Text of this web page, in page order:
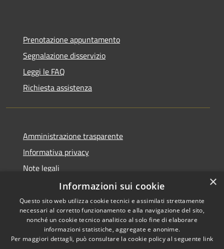
Prenotazione appuntamento
Segnalazione disservizio
Leggi le FAQ
Richiesta assistenza
Amministrazione trasparente
Informativa privacy
Note legali
Dichiarazione di accessibilità
RSS
Accessibilità
Copyright © 2026 • Comune di
Endine Gaiano • Powered by
×
Informazioni sui cookie
Questo sito web utilizza cookie tecnici e assimilati strettamente
necessari al corretto funzionamento e alla navigazione del sito,
nonché un cookie tecnico analitico al solo fine di elaborare
informazioni statistiche, aggregate e anonime.
Per maggiori dettagli, può consultare la cookie policy al seguente link